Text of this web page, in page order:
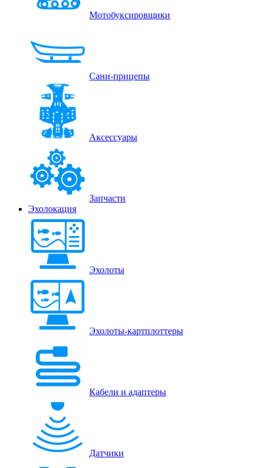
Мотобуксировщики
Сани-прицепы
Аксессуары
Запчасти
Эхолокация
Эхолоты
Эхолоты-картплоттеры
Кабели и адаптеры
Датчики